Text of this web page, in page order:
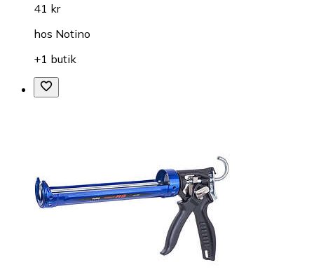
41 kr
hos Notino
+1 butik